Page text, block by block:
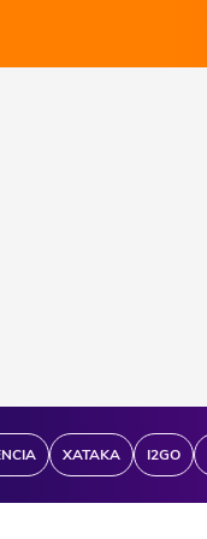
XATAKA I2GO